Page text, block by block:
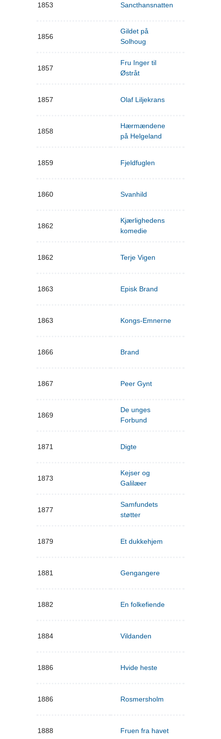
1853 Sancthansnatten
1856
Gildet på
Solhoug
1857
Fru Inger til
Østråt
1857 Olaf Liljekrans
1858
Hærmændene
på Helgeland
1859 Fjeldfuglen
1860 Svanhild
1862
Kjærlighedens
komedie
1862 Terje Vigen
1863 Episk Brand
1863 Kongs-Emnerne
1866 Brand
1867 Peer Gynt
1869
De unges
Forbund
1871 Digte
1873
Kejser og
Galilæer
1877
Samfundets
støtter
1879 Et dukkehjem
1881 Gengangere
1882 En folkefiende
1884 Vildanden
1886 Hvide heste
1886 Rosmersholm
1888 Fruen fra havet